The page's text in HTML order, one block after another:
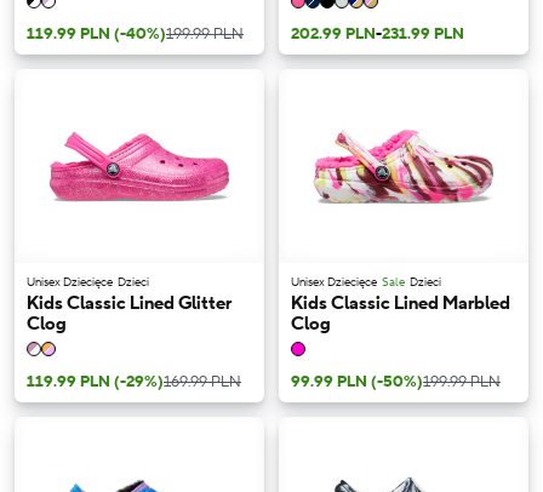
119.99 PLN (-40%)199.99 PLN 202.99 PLN-231.99 PLN
Unisex Dziecięce Dzieci
Kids Classic Lined Glitter
Clog
119.99 PLN (-29%)169.99 PLN
Unisex Dziecięce Sale Dzieci
Kids Classic Lined Marbled
Clog
99.99 PLN (-50%)199.99 PLN